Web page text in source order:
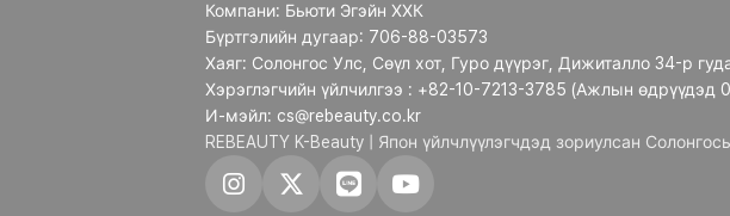
Компани: Бьюти Эгэйн ХХК
Бүртгэлийн дугаар: 706-88-03573
Хаяг: Солонгос Улс, Сөүл хот, Гуро дүүрэг, Дижиталло 34-р
Хэрэглэгчийн үйлчилгээ : +82-10-7213-3785 (Ажлын өдрүүдэд
И-мэйл: cs@rebeauty.co.kr
REBEAUTY K-Beauty | Япон үйлчлүүлэгчдэд зориулсан